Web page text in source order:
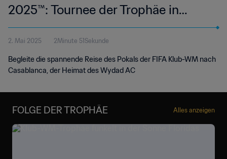
2025™: Tournee der Trophäe in
Casablanca
2. Mai 2025 2Minute 51Sekunde
Begleite die spannende Reise des Pokals der FIFA Klub-WM nach
Casablanca, der Heimat des Wydad AC
FOLGE DER TROPHÄE Alles anzeigen